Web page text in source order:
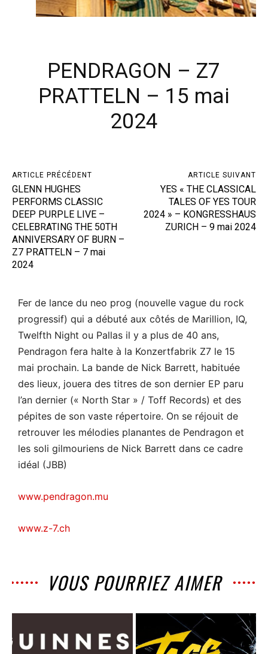
PENDRAGON – Z7
PRATTELN – 15 mai
2024
ARTICLE PRÉCÉDENT
GLENN HUGHES
PERFORMS CLASSIC
DEEP PURPLE LIVE –
CELEBRATING THE 50TH
ANNIVERSARY OF BURN –
Z7 PRATTELN – 7 mai
2024
ARTICLE SUIVANT
YES « THE CLASSICAL
TALES OF YES TOUR
2024 » – KONGRESSHAUS
ZURICH – 9 mai 2024
Fer de lance du neo prog (nouvelle vague du rock
progressif) qui a débuté aux côtés de Marillion, IQ,
Twelfth Night ou Pallas il y a plus de 40 ans,
Pendragon fera halte à la Konzertfabrik Z7 le 15
mai prochain. La bande de Nick Barrett, habituée
des lieux, jouera des titres de son dernier EP paru
l’an dernier (« North Star » / Toff Records) et des
pépites de son vaste répertoire. On se réjouit de
retrouver les mélodies planantes de Pendragon et
les soli gilmouriens de Nick Barrett dans ce cadre
idéal (JBB)
www.pendragon.mu
www.z-7.ch
VOUS POURRIEZ AIMER